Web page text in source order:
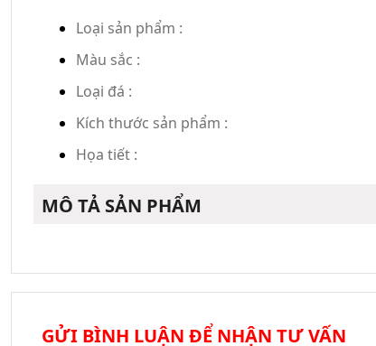
Loại sản phẩm :
Màu sắc :
Loại đá :
Kích thước sản phẩm :
Họa tiết :
MÔ TẢ SẢN PHẨM
GỬI BÌNH LUẬN ĐỂ NHẬN TƯ VẤN